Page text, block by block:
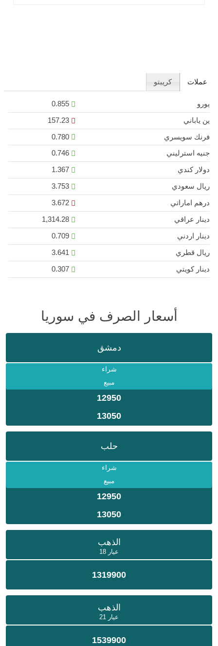
عملات كريبتو
يورو
0.855
ين ياباني
157.23
فرنك سويسري
0.780
جنيه استرليني
0.746
دولار كندي
1.367
ريال سعودي
3.753
درهم اماراتي
3.672
دينار عراقي
1,314.28
دينار اردني
0.709
ريال قطري
دينار كويتي
0.307
أسعار الصرف في سوريا
دمشق
شراء
مبيع
12950
13050
حلب
شراء
مبيع
12950
13050
الذهب
عيار 18
1319900
الذهب
عيار 21
1539900